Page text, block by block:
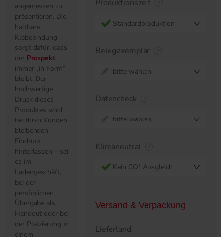
angemessen zu
präsentieren. Die
haltbare
Klebebindung
sorgt dafür, dass
der Prospekt
immer „in Form“
bleibt. Der
hochwertige
Druck dieses
Produktes wird
bei Ihren Kunden
bleibenden
Eindruck
hinterlassen – sei
es im
Ladengeschäft,
bei der
persönlichen
Übergabe als
Handout oder bei
der Platzierung in
einem
Produktionszeit
Standardproduktion
Belegexemplar
bitte wählen
Datencheck
bitte wählen
Klimaneutral
Kein CO² Ausgleich
Versand & Verpackung
Lieferland